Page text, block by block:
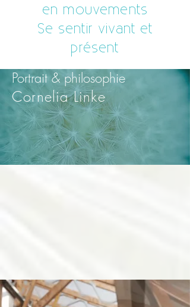
en mouvements
Se sentir vivant et
présent
Portrait & philosophie
Cornelia Linke